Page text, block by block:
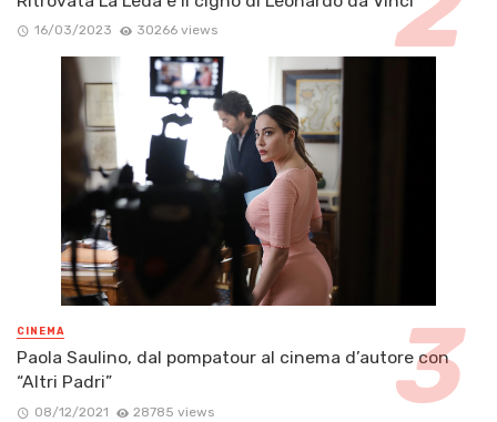
16/03/2023 30266 views
CINEMA
Paola Saulino, dal pompatour al cinema d’autore con
“Altri Padri”
08/12/2021 28785 views